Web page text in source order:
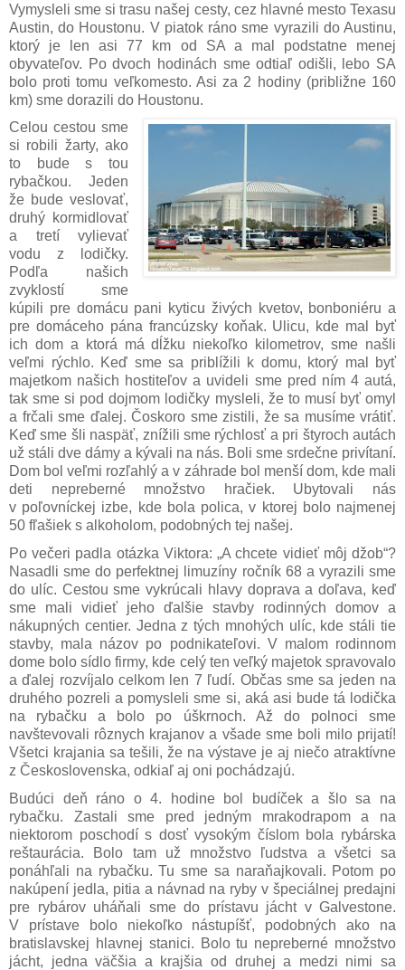
Vymysleli sme si trasu našej cesty, cez hlavné mesto Texasu
Austin, do Houstonu. V piatok ráno sme vyrazili do Austinu,
ktorý je len asi 77 km od SA a mal podstatne menej
obyvateľov. Po dvoch hodinách sme odtiaľ odišli, lebo SA
bolo proti tomu veľkomesto. Asi za 2 hodiny (približne 160
km) sme dorazili do Houstonu.
Celou cestou sme
si robili žarty, ako
to bude s tou
rybačkou. Jeden
že bude veslovať,
druhý kormidlovať
a tretí vylievať
vodu z lodičky.
Podľa našich
zvyklostí sme
kúpili pre domácu pani kyticu živých kvetov, bonboniéru a
pre domáceho pána francúzsky koňak. Ulicu, kde mal byť
ich dom a ktorá má dĺžku niekoľko kilometrov, sme našli
veľmi rýchlo. Keď sme sa priblížili k domu, ktorý mal byť
majetkom našich hostiteľov a uvideli sme pred ním 4 autá,
tak sme si pod dojmom lodičky mysleli, že to musí byť omyl
a frčali sme ďalej. Čoskoro sme zistili, že sa musíme vrátiť.
Keď sme šli naspäť, znížili sme rýchlosť a pri štyroch autách
už stáli dve dámy a kývali na nás. Boli sme srdečne privítaní.
Dom bol veľmi rozľahlý a v záhrade bol menší dom, kde mali
deti nepreberné množstvo hračiek. Ubytovali nás
v poľovníckej izbe, kde bola polica, v ktorej bolo najmenej
50 fľašiek s alkoholom, podobných tej našej.
Po večeri padla otázka Viktora: „A chcete vidieť môj džob“?
Nasadli sme do perfektnej limuzíny ročník 68 a vyrazili sme
do ulíc. Cestou sme vykrúcali hlavy doprava a doľava, keď
sme mali vidieť jeho ďalšie stavby rodinných domov a
nákupných centier. Jedna z tých mnohých ulíc, kde stáli tie
stavby, mala názov po podnikateľovi. V malom rodinnom
dome bolo sídlo firmy, kde celý ten veľký majetok spravovalo
a ďalej rozvíjalo celkom len 7 ľudí. Občas sme sa jeden na
druhého pozreli a pomysleli sme si, aká asi bude tá lodička
na rybačku a bolo po úškrnoch. Až do polnoci sme
navštevovali rôznych krajanov a všade sme boli milo prijatí!
Všetci krajania sa tešili, že na výstave je aj niečo atraktívne
z Československa, odkiaľ aj oni pochádzajú.
Budúci deň ráno o 4. hodine bol budíček a šlo sa na
rybačku. Zastali sme pred jedným mrakodrapom a na
niektorom poschodí s dosť vysokým číslom bola rybárska
reštaurácia. Bolo tam už množstvo ľudstva a všetci sa
ponáhľali na rybačku. Tu sme sa naraňajkovali. Potom po
nakúpení jedla, pitia a návnad na ryby v špeciálnej predajni
pre rybárov uháňali sme do prístavu jácht v Galvestone.
V prístave bolo niekoľko nástupíšť, podobných ako na
bratislavskej hlavnej stanici. Bolo tu nepreberné množstvo
jácht, jedna väčšia a krajšia od druhej a medzi nimi sa